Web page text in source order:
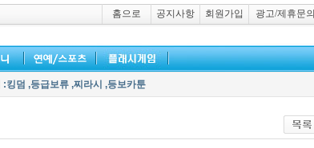
홈으로 공지사항 회원가입 광고/제휴문의
:킹덤 ,등급보류 ,찌라시 ,등보카툰